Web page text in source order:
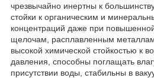
чрезвычайно инертны к
стойки к органическим и
концентраций даже при
щелочам, расплавленным
высокой химической стойкостью к
давления, способны поглащать
присутствии воды, стабильны в